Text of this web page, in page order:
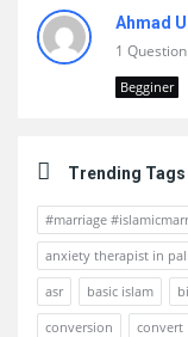
Ahmad
1 Question
Begginer
Trending Tags
#marriage
anxiety therapist in
asr
basic islam
conversion
convert